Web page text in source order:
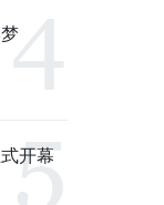
开幕